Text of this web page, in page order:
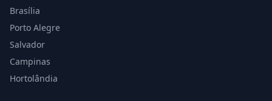
Brasília
Porto Alegre
Salvador
Campinas
Hortolândia